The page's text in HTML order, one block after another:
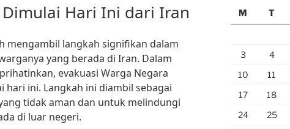
Hari Ini dari Iran
mengambil langkah signifikan dalam
yang berada di Iran. Dalam
evakuasi Warga Negara
hari ini. Langkah ini diambil sebagai
tidak aman dan untuk melindungi
di luar negeri.
M
T
3
4
10
11
17
18
24
25